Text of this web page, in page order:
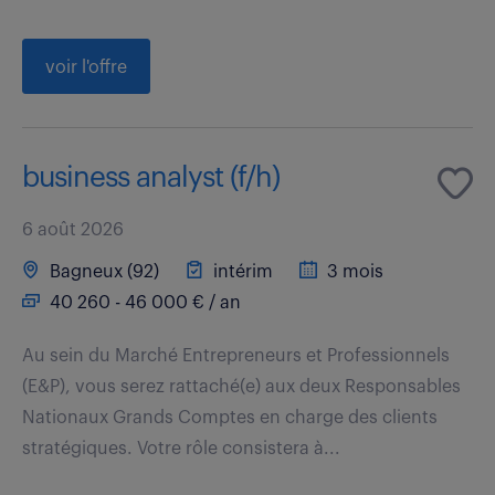
voir l'offre
business analyst (f/h)
6 août 2026
Bagneux (92) intérim
3 mois
40 260 - 46 000 € / an
Au sein du Marché Entrepreneurs et Professionnels
(E&P), vous serez rattaché(e) aux deux Responsables
Nationaux Grands Comptes en charge des clients
stratégiques. Votre rôle consistera à...